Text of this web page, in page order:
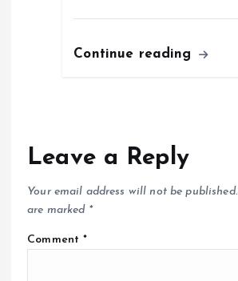
Continue reading
Leave a Reply
Your email address will not be published.
are marked *
Comment*